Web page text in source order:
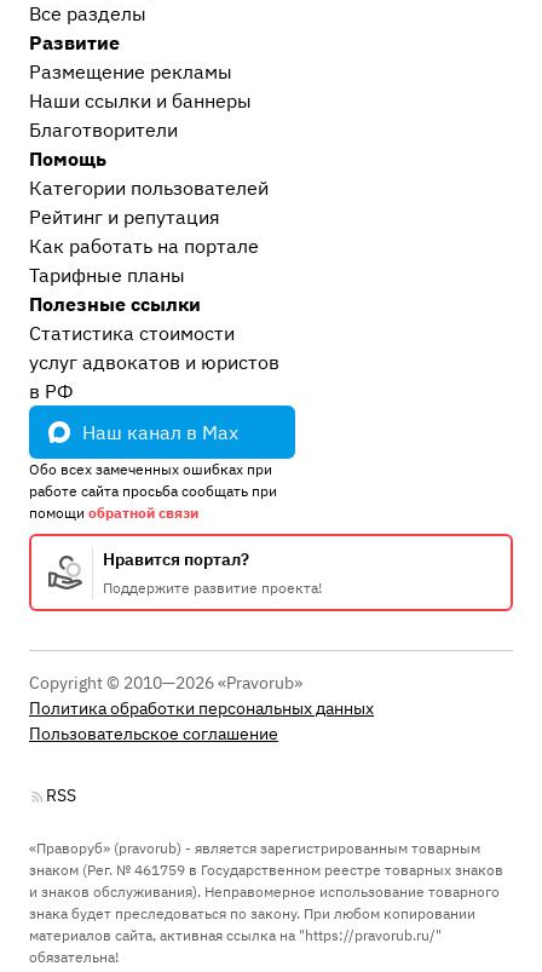
Прочее
Остальные дела, не вошедшие в другие
категории 16
Европейский суд
Проблемы современного судопроизводства
Сообщество Праворуб
Все разделы
Развитие
Размещение рекламы
Наши ссылки и баннеры
Благотворители
Помощь
Категории пользователей
Рейтинг и репутация
Как работать на портале
Тарифные планы
Полезные ссылки
Статистика стоимости
услуг адвокатов и юристов
в РФ
Наш канал в Max
Обо всех замеченных ошибках при
работе сайта просьба сообщать при
помощи обратной связи
Нравится портал?
Поддержите развитие проекта!
Copyright © 2010—2026 «Pravorub»
Политика обработки персональных данных
Пользовательское соглашение
RSS
«Праворуб» (pravorub) - является зарегистрированным товарным
знаком (Рег. № 461759 в Государственном реестре товарных знаков
и знаков обслуживания). Неправомерное использование товарного
знака будет преследоваться по закону. При любом копировании
материалов сайта, активная ссылка на "https://pravorub.ru/"
обязательна!